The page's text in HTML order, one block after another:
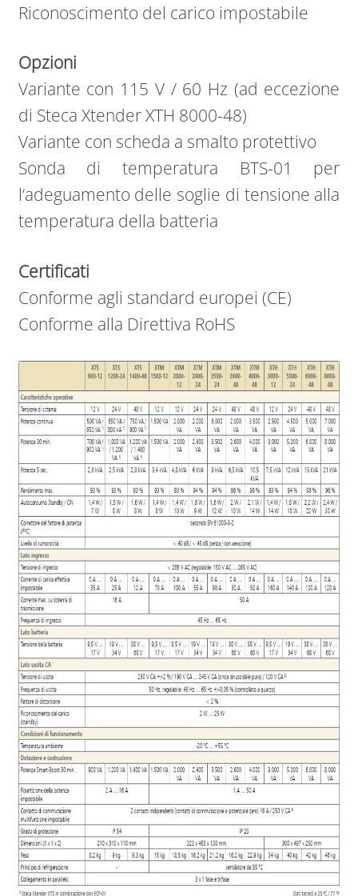
Riconoscimento del carico impostabile
Opzioni
Variante con 115 V / 60 Hz (ad eccezione
di Steca Xtender XTH 8000-48)
Variante con scheda a smalto protettivo
Sonda di temperatura BTS-01 per
l‘adeguamento delle soglie di tensione alla
temperatura della batteria
Certificati
Conforme agli standard europei (CE)
Conforme alla Direttiva RoHS